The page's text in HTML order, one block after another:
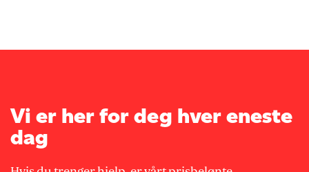
Vi er her for deg hver eneste
dag